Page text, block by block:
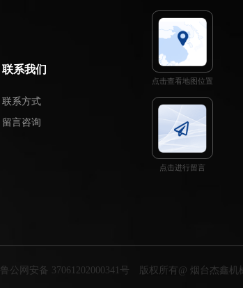
联系我们
联系方式
留言咨询
点击查看地图位置
点击进行留言
鲁公网安备 37061202000341号 版权所有@ 烟台杰鑫机